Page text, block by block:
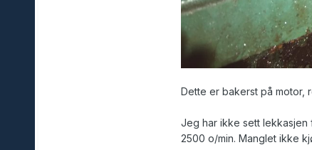
Dette er bakerst på motor,
Jeg har ikke sett
2500 o/min. Manglet ikke